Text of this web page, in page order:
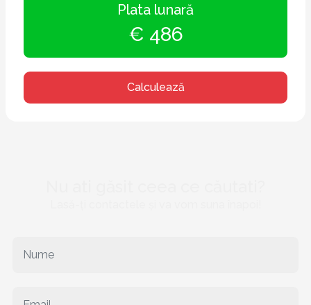
Plata lunară
€ 486
Calculează